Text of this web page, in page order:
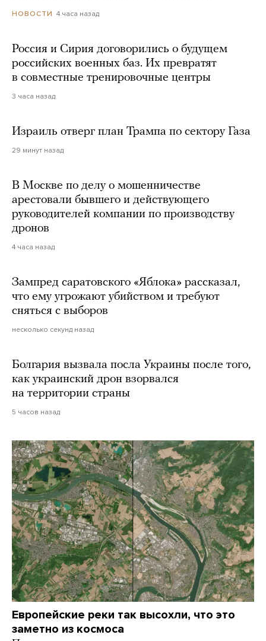
НОВОСТИ 4 часа назад
Россия и Сирия договорились о будущем
российских военных баз. Их превратят
в совместные тренировочные центры
3 часа назад
Израиль отверг план Трампа по сектору Газа
29 минут назад
В Москве по делу о мошенничестве
арестовали бывшего и действующего
руководителей компании по производству
дронов
4 часа назад
Зампред саратовского «Яблока» рассказал,
что ему угрожают убийством и требуют
сняться с выборов
несколько секунд назад
Болгария вызвала посла Украины после того,
как украинский дрон взорвался
на территории страны
5 часов назад
Европейские реки так высохли, что это
заметно из космоса